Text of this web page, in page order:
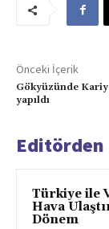
Önceki İçerik
Gökyüzünde
yapıldı
Editörden
Türkiye ile
Hava
Dönem